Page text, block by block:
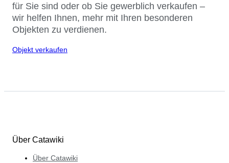
für Sie sind oder ob Sie gewerblich verkaufen –
wir helfen Ihnen, mehr mit Ihren besonderen
Objekten zu verdienen.
Objekt verkaufen
Über Catawiki
Über Catawiki